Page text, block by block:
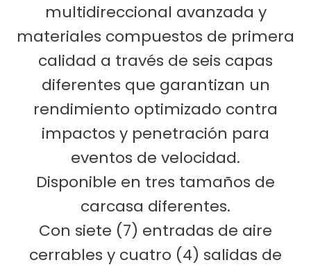
multidireccional avanzada y
materiales compuestos de primera
calidad a través de seis capas
diferentes que garantizan un
rendimiento optimizado contra
impactos y penetración para
eventos de velocidad.
Disponible en tres tamaños de
carcasa diferentes.
Con siete (7) entradas de aire
cerrables y cuatro (4) salidas de